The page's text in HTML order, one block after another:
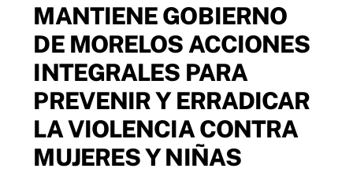
MANTIENE GOBIERNO
DE MORELOS ACCIONES
INTEGRALES PARA
PREVENIR Y ERRADICAR
LA VIOLENCIA CONTRA
MUJERES Y NIÑAS